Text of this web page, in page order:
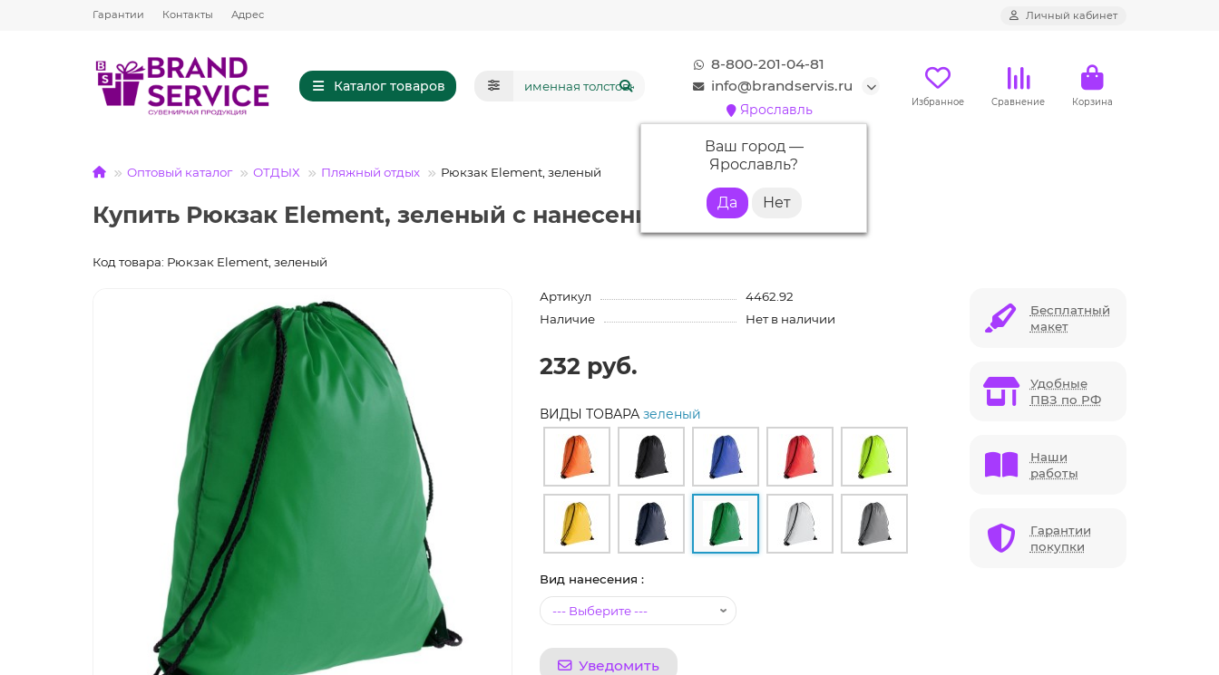
Гарантии Контакты Адрес Личный кабинет
Каталог товаров
8-800-201-04-81
info@brandservis.ru
Ярославль
Ваш город —
Ярославль?
Избранное Сравнение Корзина
Оптовый каталог ОТДЫХ Пляжный отдых Рюкзак Element, зеленый
Купить Рюкзак Element, зеленый с нанесением логотипа
Код товара: Рюкзак Element, зеленый
Артикул
4462.92
Наличие
Нет в наличии
232 руб.
ВИДЫ ТОВАРАзеленый
Вид нанесения :
Уведомить
Бесплатный
макет
Удобные
ПВЗ по РФ
Наши
работы
Гарантии
покупки